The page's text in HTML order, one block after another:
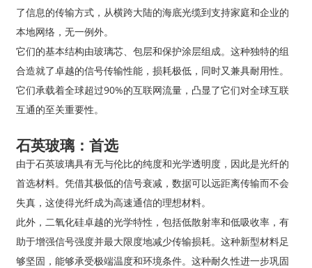
了信息的传输方式，从横跨大陆的海底光缆到支持家庭和企业的
本地网络，无一例外。
它们的基本结构由玻璃芯、包层和保护涂层组成。这种独特的组
合造就了卓越的信号传输性能，损耗极低，同时又兼具耐用性。
它们承载着全球超过90%的互联网流量，凸显了它们对全球互联
互通的至关重要性。
石英玻璃：首选
由于石英玻璃具有无与伦比的纯度和光学透明度，因此是光纤的
首选材料。凭借其极低的信号衰减，数据可以远距离传输而不会
失真，这使得光纤成为高速通信的理想材料。
此外，二氧化硅卓越的光学特性，包括低散射率和低吸收率，有
助于增强信号强度并最大限度地减少传输损耗。这种新型材料足
够坚固，能够承受极端温度和环境条件。这种耐久性进一步巩固